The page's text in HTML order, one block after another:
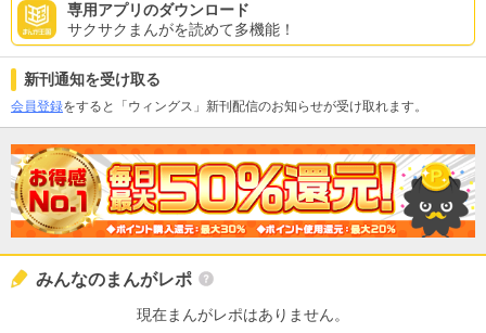
専用アプリのダウンロード
サクサクまんがを読めて多機能！
新刊通知を受け取る
会員登録をすると「ウィングス」新刊配信のお知らせが受け取れます。
みんなのまんがレポ
現在まんがレポはありません。